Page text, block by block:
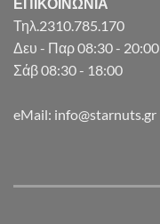
ΕΠΙΚΟΙΝΩΝΙΑ
Τηλ.2310.785.170
Δευ - Παρ 08:30 - 20:00
Σάβ 08:30 - 18:00
eMail: info@starnuts.gr